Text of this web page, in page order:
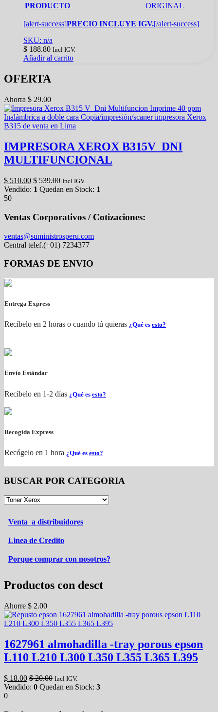
PRODUCTO
ORIGINAL
[alert-success]PRECIO INCLUYE IGV.[/alert-success]
SKU: n/a
$ 188.80 Incl IGV.
Añadir al carrito
OFERTA
Ahorra $ 29.00
IMPRESORA XEROX B315V_DNI
MULTIFUNCIONAL
$ 510.00 $539.00 Incl IGV.
Vendido: 1 Quedan en Stock: 1
50
Ventas Corporativos / Cotizaciones:
ventas@suministrosperu.com
Central telef.(+01) 7234377
FORMAS DE ENVIO
Entrega Express
Recíbelo en 2 horas o cuando tú quieras ¿Qué es esto?
Envío Estándar
Recíbelo en 1-2 días ¿Qué es esto?
Recogida Express
Recógelo en 1 hora ¿Qué es esto?
BUSCAR POR CATEGORIA
Venta a distribuidores
Linea de Credito
Porque comprar con nosotros?
Productos con desct
Ahorre $ 2.00
1627961 almohadilla -tray porous epson
L110 L210 L300 L350 L355 L365 L395
$ 18.00 $20.00 Incl IGV.
Vendido: 0 Quedan en Stock: 3
0